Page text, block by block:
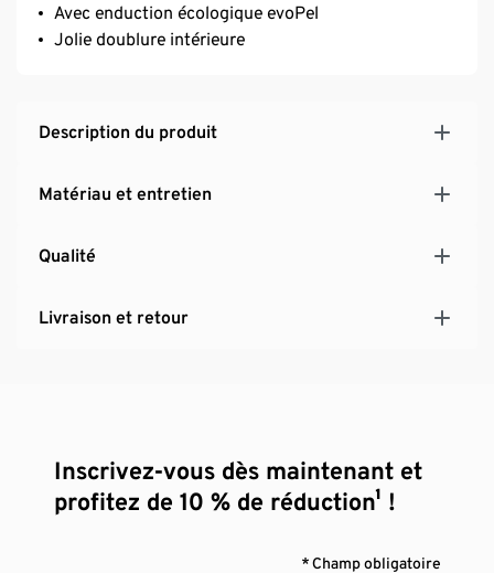
Avec enduction écologique evoPel
Jolie doublure intérieure
Description du produit
Matériau et entretien
Qualité
Livraison et retour
Inscrivez-vous dès maintenant et
profitez de 10 % de réduction¹ !
* Champ obligatoire